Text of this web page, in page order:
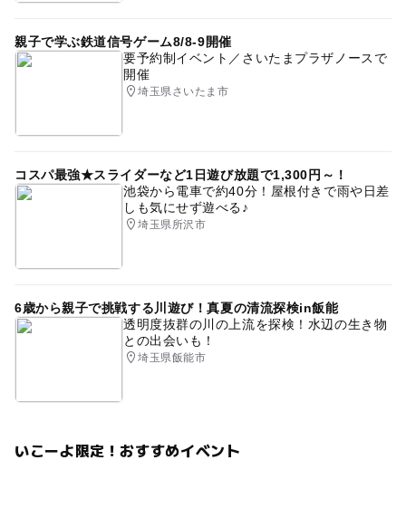
親子で学ぶ鉄道信号ゲーム8/8-9開催
要予約制イベント／さいたまプラザノースで
開催
埼玉県さいたま市
コスパ最強★スライダーなど1日遊び放題で1,300円～！
池袋から電車で約40分！屋根付きで雨や日差
しも気にせず遊べる♪
埼玉県所沢市
6歳から親子で挑戦する川遊び！真夏の清流探検in飯能
透明度抜群の川の上流を探検！水辺の生き物
との出会いも！
埼玉県飯能市
いこーよ限定！おすすめイベント